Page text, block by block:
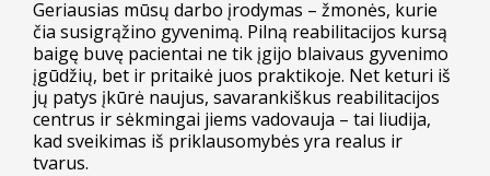
Geriausias mūsų darbo įrodymas – žmonės, kurie
čia susigrąžino gyvenimą. Pilną reabilitacijos kursą
baigę buvę pacientai ne tik įgijo blaivaus gyvenimo
įgūdžių, bet ir pritaikė juos praktikoje. Net keturi iš
jų patys įkūrė naujus, savarankiškus reabilitacijos
centrus ir sėkmingai jiems vadovauja – tai liudija,
kad sveikimas iš priklausomybės yra realus ir
tvarus.